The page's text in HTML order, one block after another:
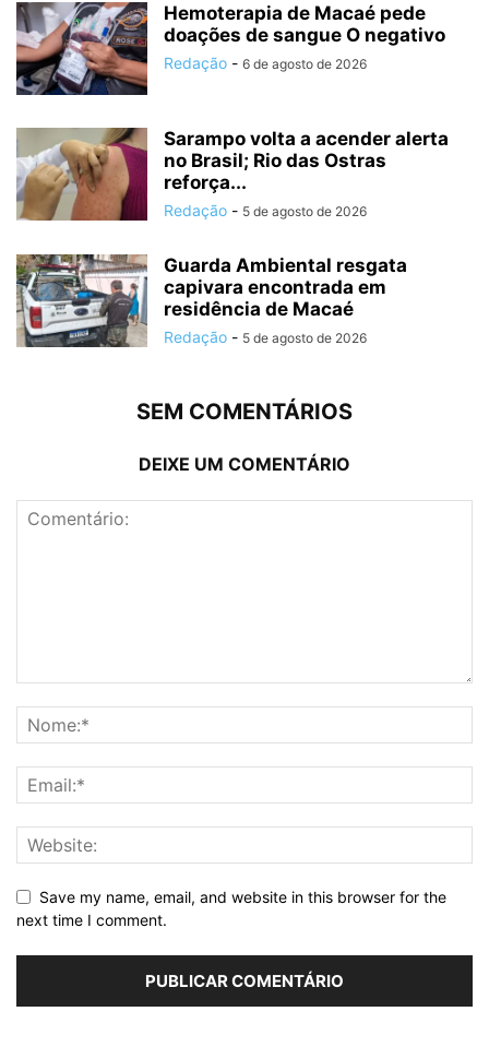
Hemoterapia de Macaé pede
doações de sangue O negativo
Redação - 6 de agosto de 2026
Sarampo volta a acender alerta
no Brasil; Rio das Ostras
reforça...
Redação - 5 de agosto de 2026
Guarda Ambiental resgata
capivara encontrada em
residência de Macaé
Redação - 5 de agosto de 2026
SEM COMENTÁRIOS
DEIXE UM COMENTÁRIO
Save my name, email, and website in this browser for the
next time I comment.